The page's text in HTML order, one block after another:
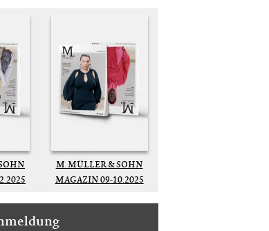
M. MÜLLER & SOHN
MAGAZIN 09-10.2025